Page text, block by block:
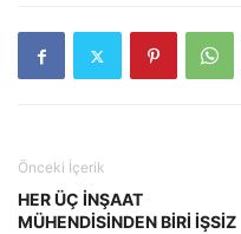
Önceki İçerik
HER ÜÇ İNŞAAT
MÜHENDİSİNDEN BİRİ İŞSİZ